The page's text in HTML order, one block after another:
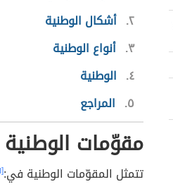
٢ أشكال الوطنية
٣ أنواع الوطنية
٤ الوطنية
٥ المراجع
مقوّمات الوطنية
تتمثل المقوّمات الوطنية في:[١]